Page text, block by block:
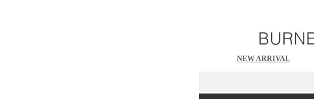
NEW ARRIVAL